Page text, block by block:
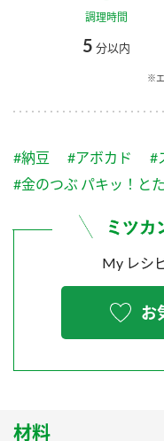
スープ
ふりかけ
炊き込みご飯の素
つゆ
納豆のサイト
三ツ判山吹
スペシャルサイト
お酢を知ろう！
すしラボ
納豆の豆知識
企業理念
ミツカン
ミツカンを知る
環境への
MIM（ミ
お客様相談セン
お客様の声をいかしまし
販売終了製品のご案内
よくあるご質問
調理時間
5 分以内
※エ
#納豆 #アボカド
#
#金のつぶ パキッ！と
My レシ
お
材料